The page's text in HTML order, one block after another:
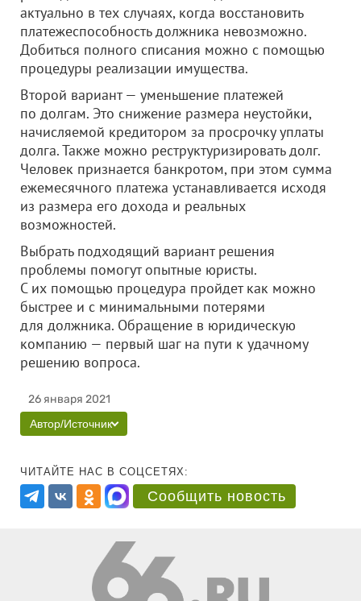
актуально в тех случаях, когда восстановить
платежеспособность должника невозможно.
Добиться полного списания можно с помощью
процедуры реализации имущества.
Второй вариант — уменьшение платежей
по долгам. Это снижение размера неустойки,
начисляемой кредитором за просрочку уплаты
долга. Также можно реструктуризировать долг.
Человек признается банкротом, при этом сумма
ежемесячного платежа устанавливается исходя
из размера его дохода и реальных
возможностей.
Выбрать подходящий вариант решения
проблемы помогут опытные юристы.
С их помощью процедура пройдет как можно
быстрее и с минимальными потерями
для должника. Обращение в юридическую
компанию — первый шаг на пути к удачному
решению вопроса.
26 января 2021
Автор/Источник
ЧИТАЙТЕ НАС В СОЦСЕТЯХ:
Сообщить новость